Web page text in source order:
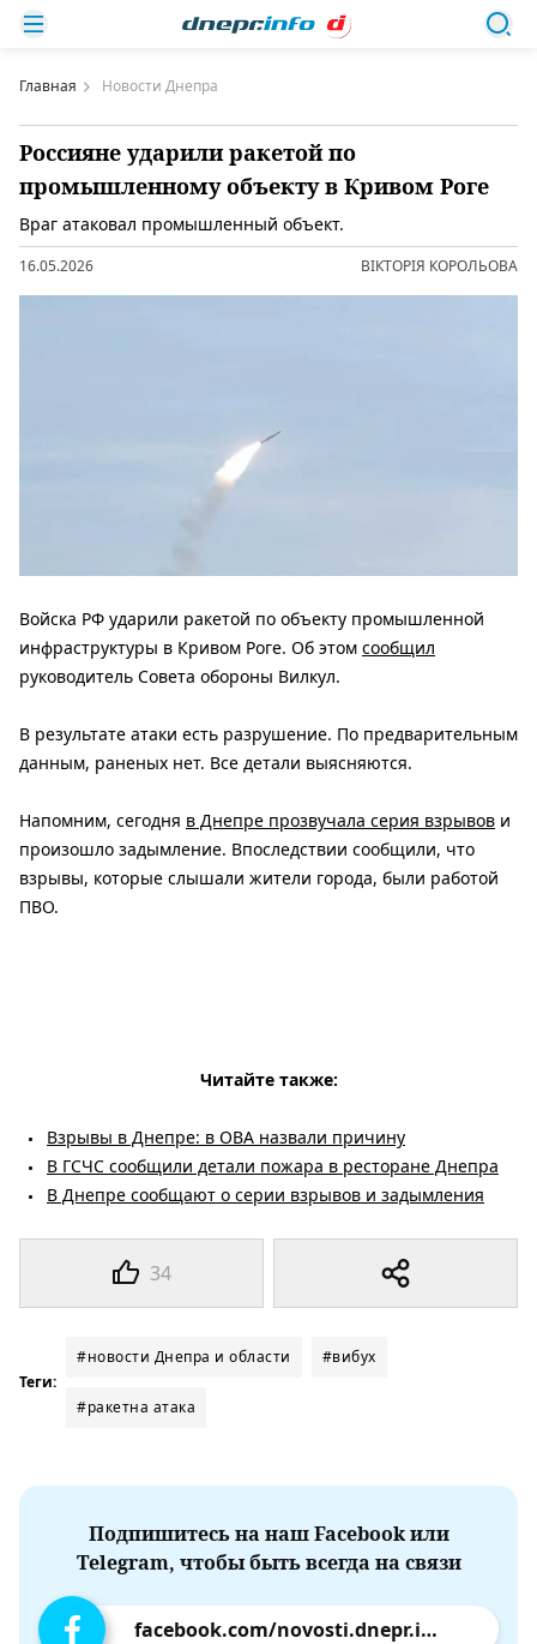
Главная Новости Днепра
Россияне ударили ракетой по
промышленному объекту в Кривом Роге
Враг атаковал промышленный объект.
16.05.2026 ВІКТОРІЯ КОРОЛЬОВА
34
Войска РФ ударили ракетой по объекту промышленной
инфраструктуры в Кривом Роге. Об этом сообщил
руководитель Совета обороны Вилкул.
В результате атаки есть разрушение. По предварительным
данным, раненых нет. Все детали выясняются.
Напомним, сегодня в Днепре прозвучала серия взрывов и
произошло задымление. Впоследствии сообщили, что
взрывы, которые слышали жители города, были работой
ПВО.
Читайте также:
Взрывы в Днепре: в ОВА назвали причину
В ГСЧС сообщили детали пожара в ресторане Днепра
В Днепре сообщают о серии взрывов и задымления
Теги:
#новости Днепра и области #вибух
#ракетна атака
Подпишитесь на наш Facebook или
Telegram, чтобы быть всегда на связи
facebook.com/novosti.dnepr.info